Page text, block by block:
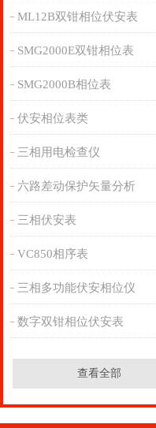
ML12B双钳相位伏安表
SMG2000E双钳相位表
SMG2000B相位表
伏安相位表类
三相用电检查仪
六路差动保护矢量分析
三相伏安表
VC850相序表
三相多功能伏安相位仪
数字双钳相位伏安表
查看全部